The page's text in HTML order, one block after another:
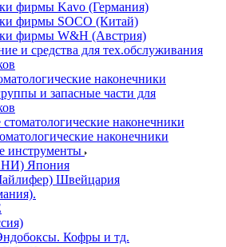
фирмы Kavo (Германия)
фирмы SOCO (Китай)
фирмы W&H (Австрия)
и средства для тех.обслуживания
наконечники
и запасные части для
наконечники
наконечники
инструменты
Япония
Швейцария
Кофры и тд.